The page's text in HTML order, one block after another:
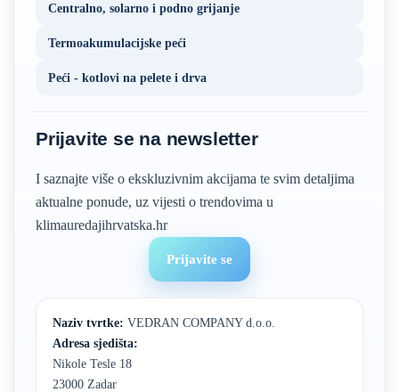
Centralno, solarno i podno grijanje
Termoakumulacijske peći
Peći - kotlovi na pelete i drva
Prijavite se na newsletter
I saznajte više o ekskluzivnim akcijama te svim detaljima
aktualne ponude, uz vijesti o trendovima u
klimauredajihrvatska.hr
Prijavite se
Naziv tvrtke: VEDRAN COMPANY d.o.o.
Adresa sjedišta:
Nikole Tesle 18
23000 Zadar